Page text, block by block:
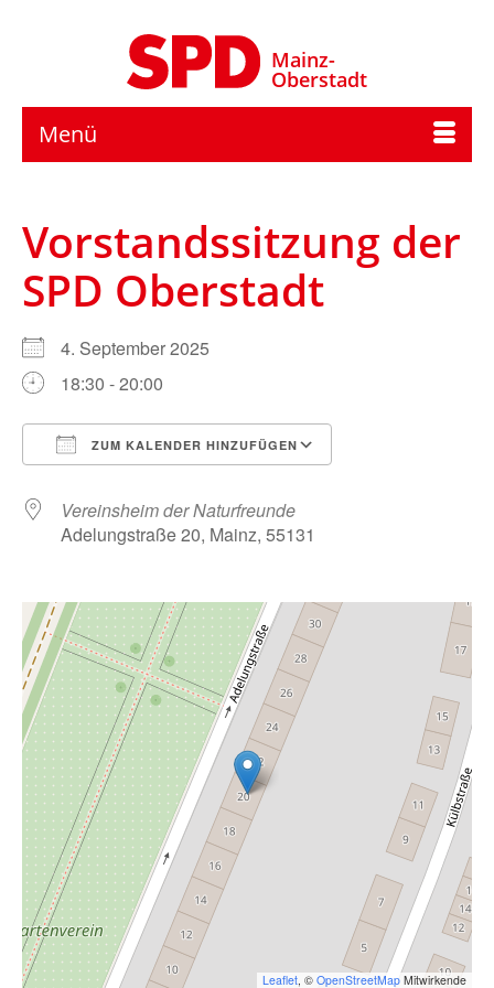
Mainz-
Oberstadt
Menü
Vorstandssitzung der
SPD Oberstadt
4. September 2025
18:30 - 20:00
ZUM KALENDER HINZUFÜGEN
Vereinsheim der Naturfreunde
Adelungstraße 20, Mainz, 55131
Leaflet , © OpenStreetMap Mitwirkende